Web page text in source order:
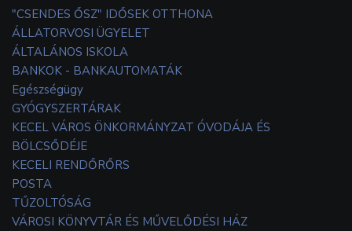
"CSENDES ŐSZ" IDŐSEK OTTHONA
ÁLLATORVOSI ÜGYELET
ÁLTALÁNOS ISKOLA
BANKOK - BANKAUTOMATÁK
Egészségügy
GYÓGYSZERTÁRAK
KECEL VÁROS ÖNKORMÁNYZAT ÓVODÁJA ÉS
BÖLCSŐDÉJE
KECELI RENDŐRŐRS
POSTA
TŰZOLTÓSÁG
VÁROSI KÖNYVTÁR ÉS MŰVELŐDÉSI HÁZ